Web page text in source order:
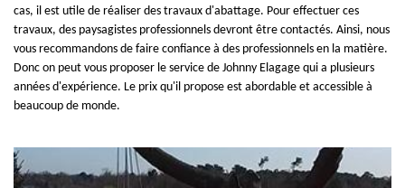
cas, il est utile de réaliser des travaux d'abattage. Pour effectuer ces
travaux, des paysagistes professionnels devront être contactés. Ainsi, nous
vous recommandons de faire confiance à des professionnels en la matière.
Donc on peut vous proposer le service de Johnny Elagage qui a plusieurs
années d'expérience. Le prix qu'il propose est abordable et accessible à
beaucoup de monde.